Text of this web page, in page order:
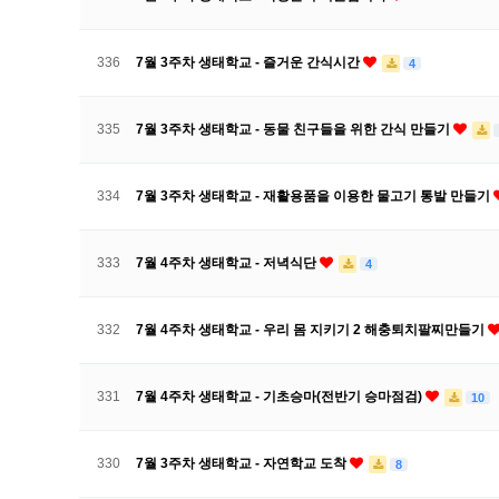
336 7월 3주차 생태학교 - 즐거운 간식시간 4
335 7월 3주차 생태학교 - 동물 친구들을 위한 간식 만들기
334 7월 3주차 생태학교 - 재활용품을 이용한 물고기 통발 만들기
333 7월 4주차 생태학교 - 저녁식단 4
332 7월 4주차 생태학교 - 우리 몸 지키기 2 해충퇴치팔찌만들기
331 7월 4주차 생태학교 - 기초승마(전반기 승마점검) 10
330 7월 3주차 생태학교 - 자연학교 도착 8